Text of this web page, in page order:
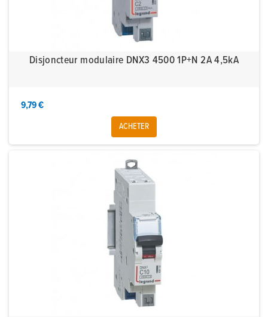
Disjoncteur modulaire DNX3 4500 1P+N 2A 4,5kA
9,79 €
ACHETER